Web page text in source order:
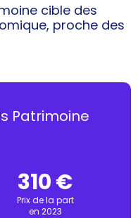
cible des
proche des
Patrimoine
310 €
Prix de la part
en 2023